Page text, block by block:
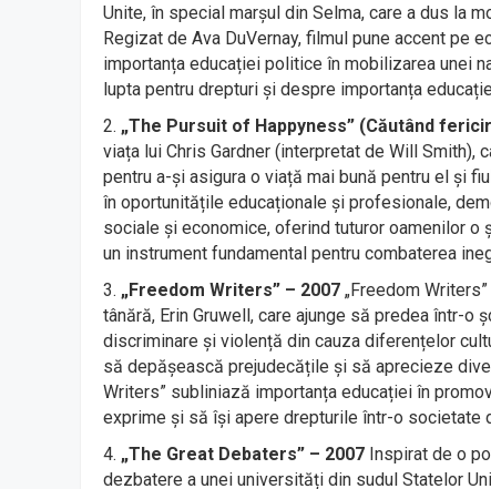
Unite, în special marșul din Selma, care a dus la
Regizat de Ava DuVernay, filmul pune accent pe
importanța educației politice în mobilizarea unei
lupta pentru drepturi și despre importanța
„The Pursuit of Happyness” (Căutând
viața lui Chris Gardner (interpretat de Will
pentru a-și asigura o viață mai bună pentru el și
în oportunitățile educaționale și profesionale,
sociale și economice, oferind tuturor oamenilor o
un instrument fundamental pentru combaterea
„Freedom Writers” – 2007 „Freedom
tânără, Erin Gruwell, care ajunge să predea într-
discriminare și violență din cauza diferențelor
să depășească prejudecățile și să aprecieze
Writers” subliniază importanța educației în
exprime și să își apere drepturile într-o societate
„The Great Debaters” – 2007 Inspirat de o
dezbatere a unei universități din sudul Statelor